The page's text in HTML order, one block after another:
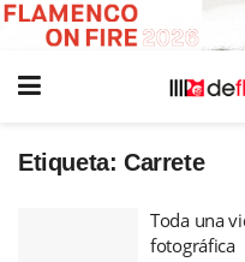
Etiqueta: Carrete
Toda una
fotográfica